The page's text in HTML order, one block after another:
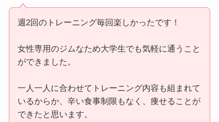
週2回のトレーニング毎回楽しかったです！
女性専用のジムなため大学生でも気軽に通うこと
ができました。
一人一人に合わせてトレーニング内容も組まれて
いるからか、辛い食事制限もなく、痩せることが
できたと思います。